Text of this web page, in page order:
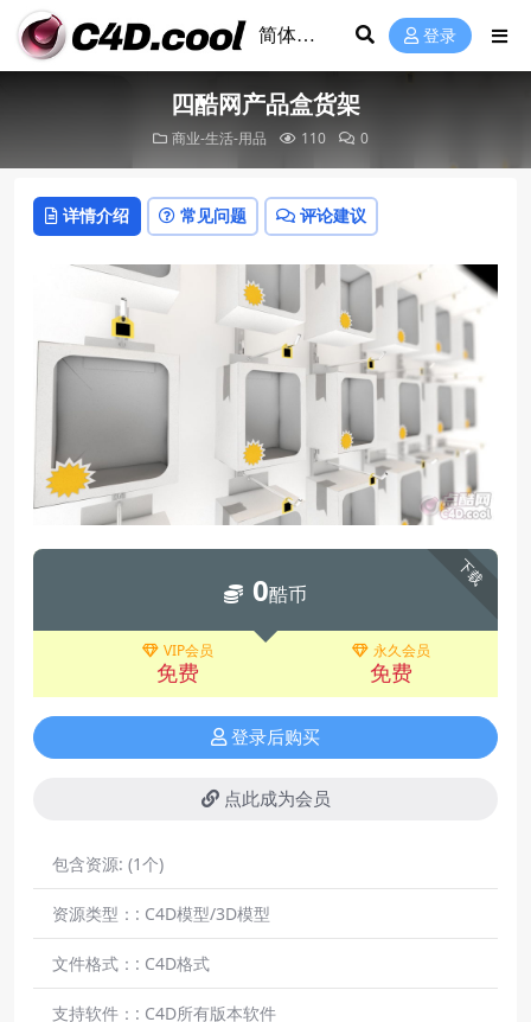
登录
四酷网产品盒货架
商业-生活-用品 110 0
详情介绍 常见问题 评论建议
下载
0酷币
VIP会员
免费
永久会员
免费
登录后购买
点此成为会员
包含资源: (1个)
资源类型：: C4D模型/3D模型
文件格式：: C4D格式
支持软件：: C4D所有版本软件